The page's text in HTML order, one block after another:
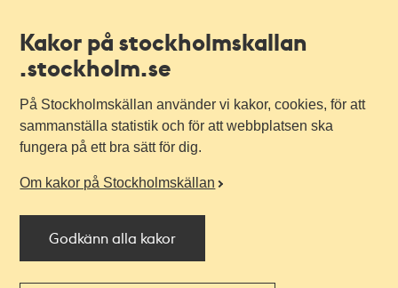
Kakor på stockholmskallan
.stockholm.se
På Stockholmskällan använder vi kakor, cookies, för att
sammanställa statistik och för att webbplatsen ska
fungera på ett bra sätt för dig.
Om kakor på Stockholmskällan
Godkänn alla kakor